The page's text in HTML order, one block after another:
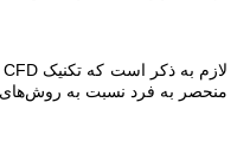
لازم به ذکر است که تکنیک CFD
منحصر به فرد نسبت به روش‌های